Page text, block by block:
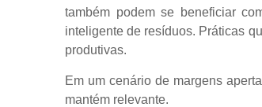
também podem se beneficiar
inteligente de resíduos. Práticas
produtivas.
Em um cenário de margens
mantém relevante.